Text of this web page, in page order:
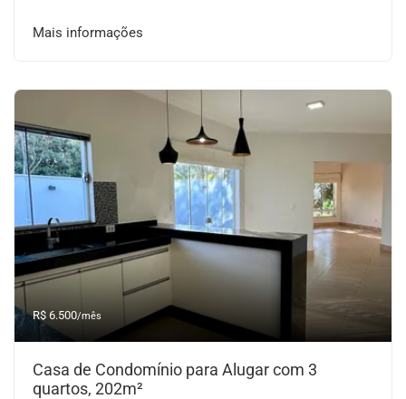
Mais informações
R$ 6.500/mês
Casa de Condomínio para Alugar com 3
quartos, 202m²